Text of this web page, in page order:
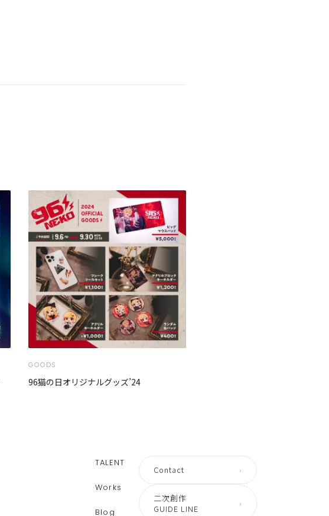
GOODS
96猫の日オリジナルグッズ’24
TALENT
Works
Blog
Contact ›
二次創作
GUIDE LINE
›